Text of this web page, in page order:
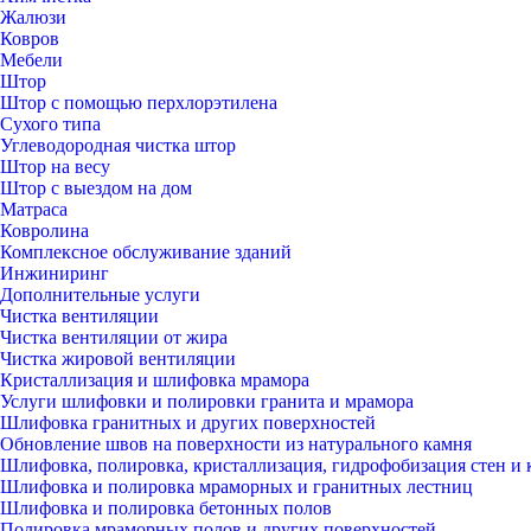
Жалюзи
Ковров
Мебели
Штор
Штор с помощью перхлорэтилена
Сухого типа
Углеводородная чистка штор
Штор на весу
Штор с выездом на дом
Матраса
Ковролина
Комплексное обслуживание зданий
Инжиниринг
Дополнительные услуги
Чистка вентиляции
Чистка вентиляции от жира
Чистка жировой вентиляции
Кристаллизация и шлифовка мрамора
Услуги шлифовки и полировки гранита и мрамора
Шлифовка гранитных и других поверхностей
Обновление швов на поверхности из натурального камня
Шлифовка, полировка, кристаллизация, гидрофобизация стен и
Шлифовка и полировка мраморных и гранитных лестниц
Шлифовка и полировка бетонных полов